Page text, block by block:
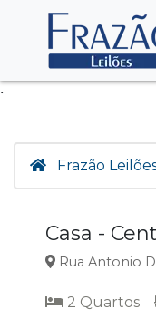
.
Frazão
Casa -
Rua Antonio
2 Quartos